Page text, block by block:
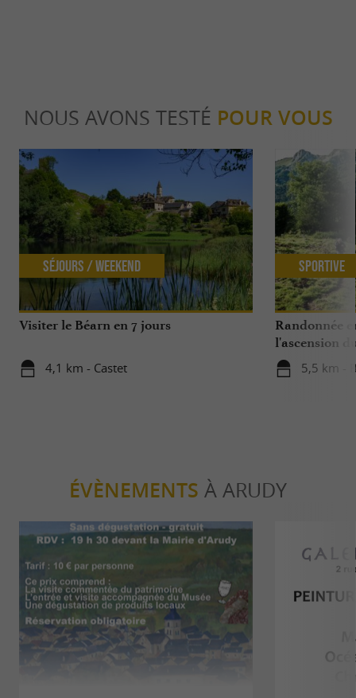
NOUS AVONS TESTÉ POUR VOUS
Visiter le Béarn en 7 jours
4,1 km - Castet
Séjours / Weekend
Randonnée
l'ascension
5,5 km -
Sportive
ÉVÈNEMENTS À ARUDY